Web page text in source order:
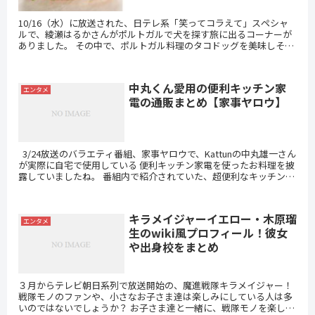
10/16（水）に放送された、日テレ系「笑ってコラえて」スペシャ
ルで、綾瀬はるかさんがポルトガルで犬を探す旅に出るコーナーが
ありました。 その中で、ポルトガル料理のタコドッグを美味しそう
エンタメ
中丸くん愛用の便利キッチン家
電の通販まとめ【家事ヤロウ】
3/24放送のバラエティ番組、家事ヤロウで、Kattunの中丸雄一さん
が実際に自宅で使用している 便利キッチン家電を使ったお料理を披
露していましたね。 番組内で紹介されていた、超便利なキッチン家
エンタメ
キラメイジャーイエロー・木原瑠
生のwiki風プロフィール！彼女
や出身校をまとめ
３月からテレビ朝日系列で放送開始の、魔進戦隊キラメイジャー！
戦隊モノのファンや、小さなお子さま達は楽しみにしている人は多
いのではないでしょうか？ お子さま達と一緒に、戦隊モノを楽しみ